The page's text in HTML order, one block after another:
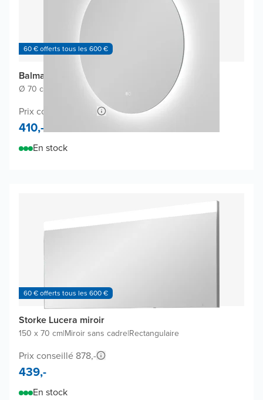
60 € offerts tous les 600 €
Balmani Giro Touch miroir
Ø 70 cm Miroir sans cadre
Prix conseillé 740,-
410,-
En stock
60 € offerts tous les 600 €
Storke Lucera miroir
150 x 70 cm|Miroir sans cadre|Rectangulaire
Prix conseillé 878,-
439,-
En stock